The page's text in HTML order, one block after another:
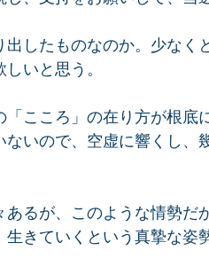
したものなのか。少なく
いと思う。
こころ」の在り方が根底
いので、空虚に響くし、
るが、このような情勢だ
きていくという真摯な姿